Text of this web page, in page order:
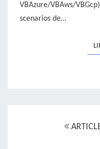
VBAzure/VBAws/
scenarios de…